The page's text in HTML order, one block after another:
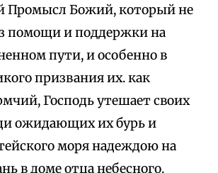
Промысл Божий, который не
помощи и поддержки на
пути, и особенно в
призвания их. как
Господь утешает своих
ожидающих их бурь и
моря надеждою на
в доме отца небесного.